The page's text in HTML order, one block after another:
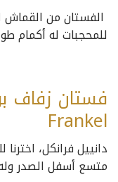
الفستان من القماش
للمحجبات له أكمام
Frankel
دانييل فرانكل،
متسع أسفل الصدر